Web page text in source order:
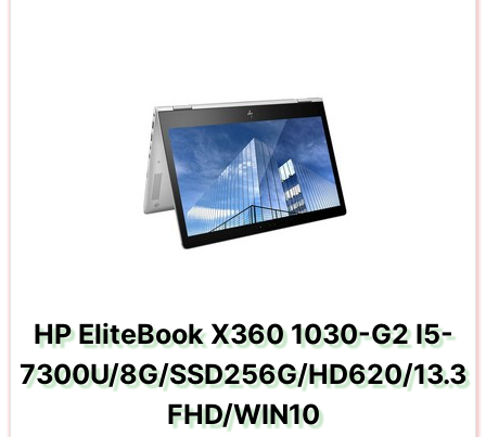
HP EliteBook X360 1030-G2 I5-
7300U/8G/SSD256G/HD620/13.3
FHD/WIN10